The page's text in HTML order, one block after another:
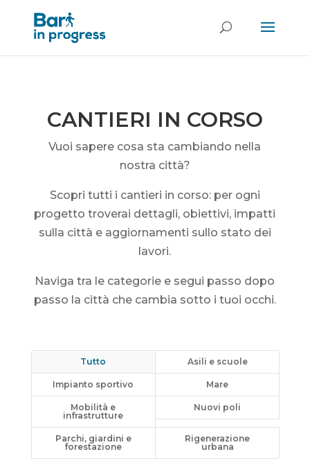
CANTIERI IN CORSO
Vuoi sapere cosa sta cambiando nella
nostra città?
Scopri tutti i cantieri in corso: per ogni
progetto troverai dettagli, obiettivi, impatti
sulla città e aggiornamenti sullo stato dei
lavori.
Naviga tra le categorie e segui passo dopo
passo la città che cambia sotto i tuoi occhi.
Tutto Asili e scuole
Impianto sportivo Mare
Mobilità e
infrastrutture
Nuovi poli
Parchi, giardini e
forestazione
Rigenerazione
urbana